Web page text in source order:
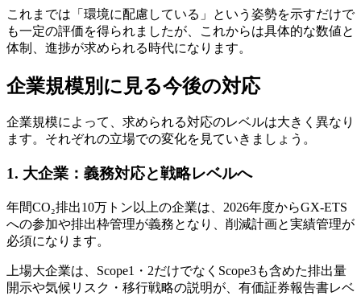
これまでは「環境に配慮している」という姿勢を示すだけで
も一定の評価を得られましたが、これからは具体的な数値と
体制、進捗が求められる時代になります。
企業規模別に見る今後の対応
企業規模によって、求められる対応のレベルは大きく異なり
ます。それぞれの立場での変化を見ていきましょう。
1. 大企業：義務対応と戦略レベルへ
年間CO₂排出10万トン以上の企業は、2026年度からGX-ETS
への参加や排出枠管理が義務となり、削減計画と実績管理が
必須になります。
上場大企業は、Scope1・2だけでなくScope3も含めた排出量
開示や気候リスク・移行戦略の説明が、有価証券報告書レベ